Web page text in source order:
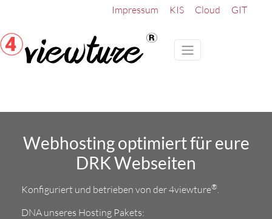
Impressum KIS Cloud GIT
Webhosting optimiert für eure
DRK Webseiten
Konfiguriert und betrieben von der 4viewture®
DNA unseres Hosting Pakets: